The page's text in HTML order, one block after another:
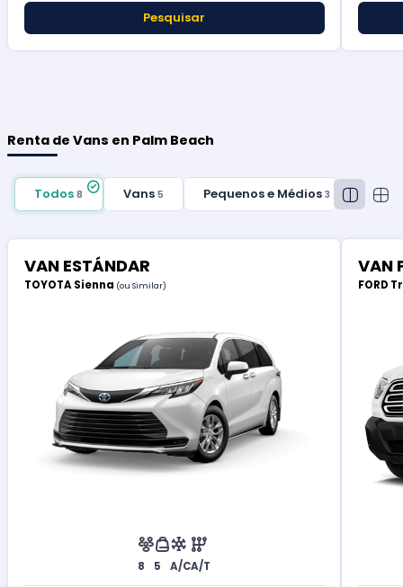
Pesquisar
Renta de Vans en Palm Beach
Todos8 Vans 5 Pequenos e Médios 3
VAN ESTÁNDAR
TOYOTA Sienna (ou Similar)
8 5 A/CA/T
VAN
FORD